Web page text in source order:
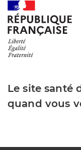
Le site santé
quand vous